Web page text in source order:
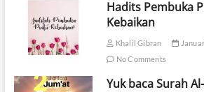
Hadits Pembuka
Kebaikan
Khalil Gibran
No Comments
Yuk baca Surah